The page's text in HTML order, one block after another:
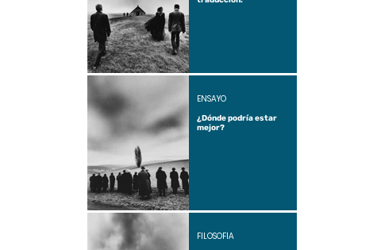
¿Dónde podría estar
mejor?
ENSAYO
FILOSOFÍA